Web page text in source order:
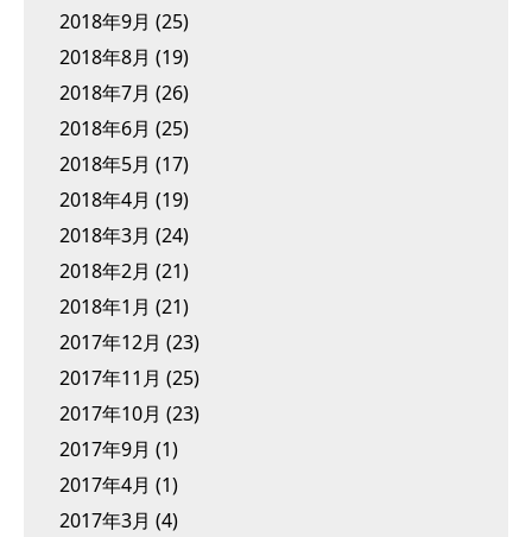
2018年9月 (25)
2018年8月 (19)
2018年7月 (26)
2018年6月 (25)
2018年5月 (17)
2018年4月 (19)
2018年3月 (24)
2018年2月 (21)
2018年1月 (21)
2017年12月 (23)
2017年11月 (25)
2017年10月 (23)
2017年9月 (1)
2017年4月 (1)
2017年3月 (4)